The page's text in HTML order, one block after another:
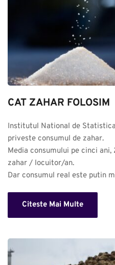
CAT ZAHAR FOLOSIM
Institutul National de
priveste consumul de zahar.
Media consumului pe cinci ani,
zahar / locuitor/an.
Dar consumul real este putin
Citeste Mai Multe